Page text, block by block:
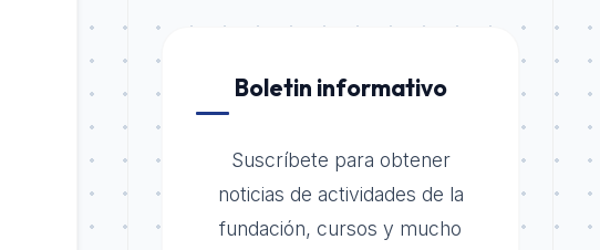
Boletin informativo
Suscríbete para obtener
noticias de actividades de la
fundación, cursos y mucho